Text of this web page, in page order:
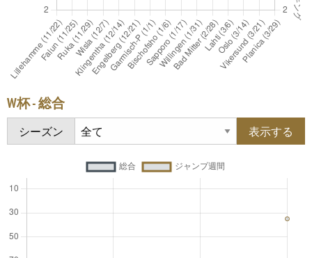
W杯 - 総合
シーズン